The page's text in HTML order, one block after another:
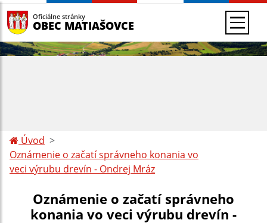
Oficiálne stránky
OBEC MATIAŠOVCE
Úvod
Oznámenie o začatí správneho konania vo
veci výrubu drevín - Ondrej Mráz
Oznámenie o začatí správneho
konania vo veci výrubu drevín -